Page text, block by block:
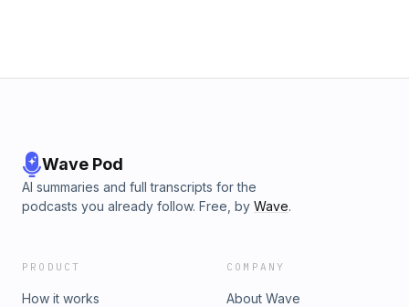
Wave Pod
AI summaries and full transcripts for the
podcasts you already follow. Free, by Wave.
PRODUCT
How it works
COMPANY
About Wave